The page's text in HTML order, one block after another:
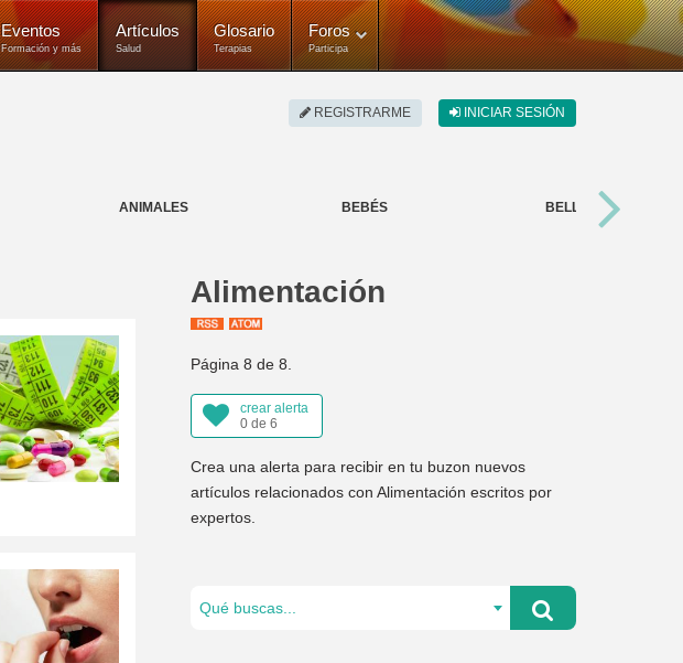
Eventos
Formación y más
Artículos
Salud
Glosario
Terapias
Foros
Participa
REGISTRARME INICIAR SESIÓN
ANIMALES BEBÉS BELLEZA
Alimentación
Página 8 de 8.
crear alerta
0 de 6
Crea una alerta para recibir en tu buzon nuevos
artículos relacionados con Alimentación escritos por
expertos.
Qué buscas...